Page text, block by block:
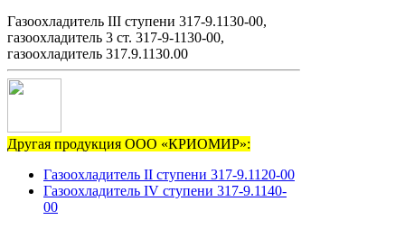
Газоохладитель III ступени 317-9.1130-00,
газоохладитель 3 ст. 317-9-1130-00,
газоохладитель 317.9.1130.00
Другая продукция ООО «КРИОМИР»:
Газоохладитель II ступени 317-9.1120-00
Газоохладитель IV ступени 317-9.1140-
00